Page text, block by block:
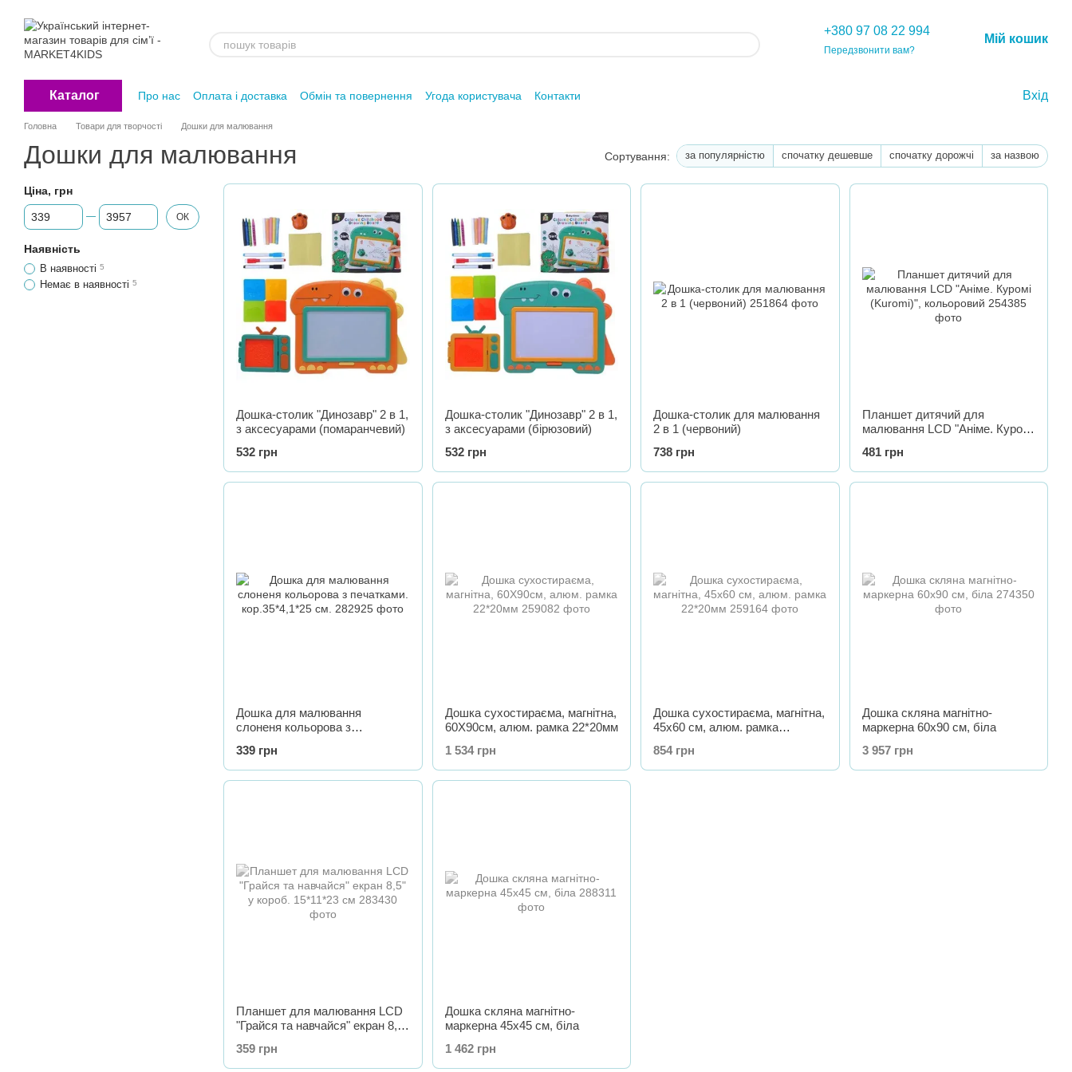
+380 97 08 22 994
Передзвонити вам?
Мій кошик
Каталог Про нас Оплата і доставка Обмін та повернення Угода користувача Контакти Вхід
Головна Товари для творчості Дошки для малювання
Дошки для малювання Сортування: за популярністю спочатку дешевше спочатку дорожчі за назвою
Дошка-столик "Динозавр" 2 в 1,
з аксесуарами (помаранчевий)
532 грн
Дошка-столик "Динозавр" 2 в 1,
з аксесуарами (бірюзовий)
532 грн
Дошка-столик для малювання
2 в 1 (червоний)
738 грн
Планшет дитячий для
малювання LCD "Аніме. Куромі
481 грн
Дошка для малювання
слоненя кольорова з
339 грн
Дошка сухостираєма, магнітна,
60X90см, алюм. рамка 22*20мм
1 534 грн
Дошка сухостираєма, магнітна,
45х60 см, алюм. рамка
854 грн
Дошка скляна магнітно-
маркерна 60х90 см, біла
3 957 грн
Планшет для малювання LCD
"Грайся та навчайся" екран 8,5"
359 грн
Дошка скляна магнітно-
маркерна 45х45 см, біла
1 462 грн
Ціна, грн
Від Ціна, грн
До Ціна, грн ОК
Наявність
В наявності 5
Немає в наявності 5